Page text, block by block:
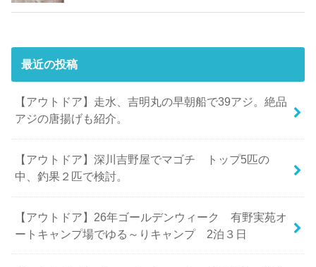
最近の投稿
【アウトドア】走水、吉明丸の早朝船で39アジ。絶品
アジの唐揚げも紹介。
【アウトドア】深川吉野屋でマゴチ トップ5匹の
中、釣果２匹で検討。
【アウトドア】26年ゴールデンウィーク 有野実苑オ
ートキャンプ場でゆる～りキャンプ 2泊３日